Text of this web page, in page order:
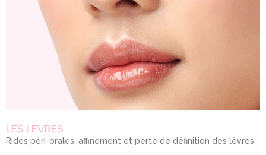
LES LEVRES
Rides péri-orales, affinement et perte de définition des lèvres